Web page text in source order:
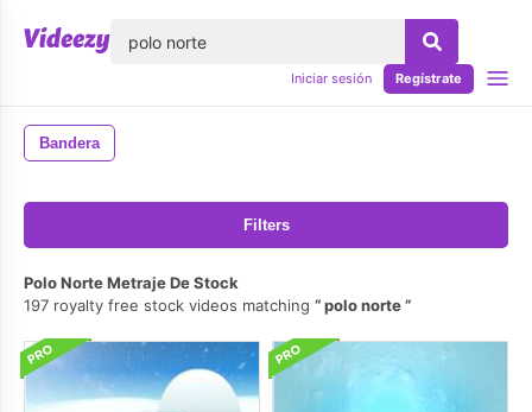
Iniciar sesión Regístrate
Bandera
Filters
Polo Norte Metraje De Stock
197 royalty free stock videos matching
polo norte